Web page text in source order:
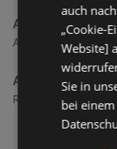
Action
Am Stadtpark 8,
Action
Rosmarinheide 46,
auch
„Cookie-
Website]
Sie in
bei einem